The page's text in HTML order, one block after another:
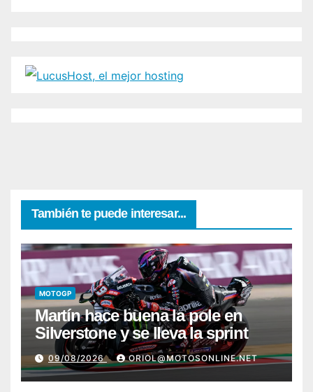
También te puede interesar...
MOTOGP
Martín hace buena la pole en
Silverstone y se lleva la sprint
09/08/2026 ORIOL@MOTOSONLINE.NET